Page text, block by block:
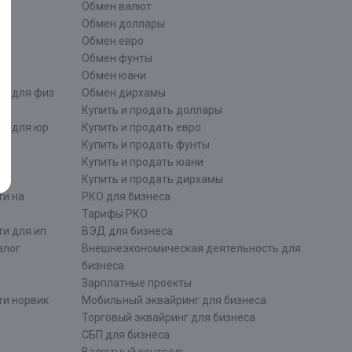
для физ
для юр
на
для ип
норвик
Обмен валют
Обмен доллары
Обмен евро
Обмен фунты
Обмен юани
Обмен дирхамы
Купить и продать доллары
Купить и продать евро
Купить и продать фунты
Купить и продать юани
Купить и продать дирхамы
РКО для бизнеса
Тарифы РКО
ВЭД для бизнеса
Внешнеэкономическая деятельность для
бизнеса
Зарплатные проекты
Мобильный эквайринг для бизнеса
Торговый эквайринг для бизнеса
СБП для бизнеса